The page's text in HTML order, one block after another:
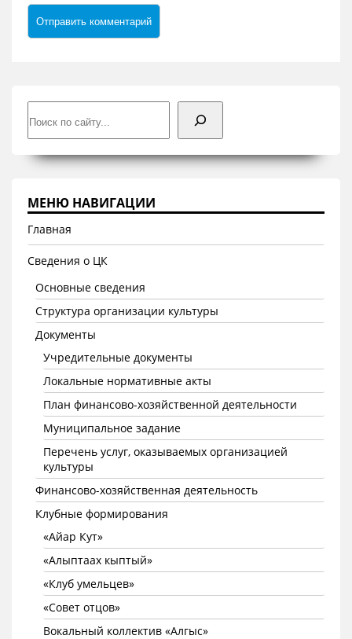
МЕНЮ НАВИГАЦИИ
Главная
Сведения о ЦК
Основные сведения
Структура организации культуры
Документы
Учредительные документы
Локальные нормативные акты
План финансово-хозяйственной деятельности
Муниципальное задание
Перечень услуг, оказываемых организацией
культуры
Финансово-хозяйственная деятельность
Клубные формирования
«Айар Кут»
«Алыптаах кыптый»
«Клуб умельцев»
«Совет отцов»
Вокальный коллектив «Алгыс»